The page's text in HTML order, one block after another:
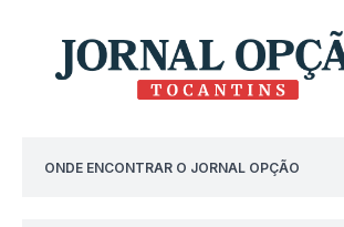
ONDE ENCONTRAR O JORNAL OPÇÃO